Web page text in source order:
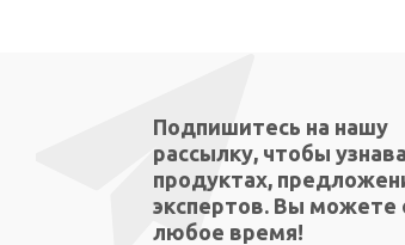
Подпишитесь на нашу
рассылку, чтобы
продуктах,
экспертов. Вы можете
любое время!